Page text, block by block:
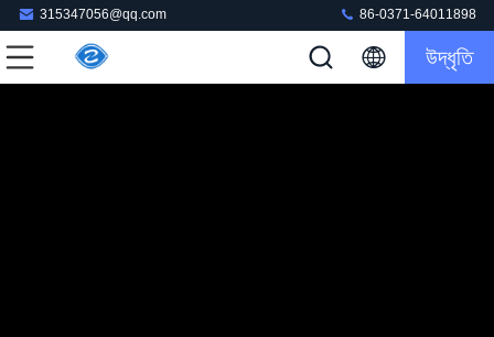
315347056@qq.com 86-0371-64011898
উদ্ধৃতি